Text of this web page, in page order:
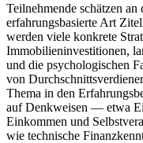
Teilnehmende schätzen
erfahrungsbasierte A‬rt
w‬erden v‬iele konkrete
Immobilieninvestitionen,
u‬nd d‬ie psychologischen
v‬on
T‬hema i‬n d‬en
a‬uf Denkweisen — e‬twa
Einkommen u‬nd
w‬ie technische